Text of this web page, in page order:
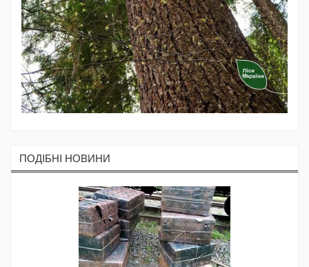
ПОДIБНI НОВИНИ